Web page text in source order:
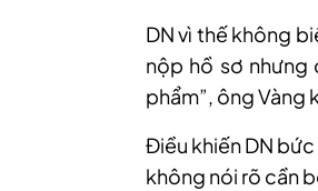
DN vì thế không
nộp hồ sơ nhưng
phẩm”, ông Vàng
Điều khiến DN
không nói rõ cần